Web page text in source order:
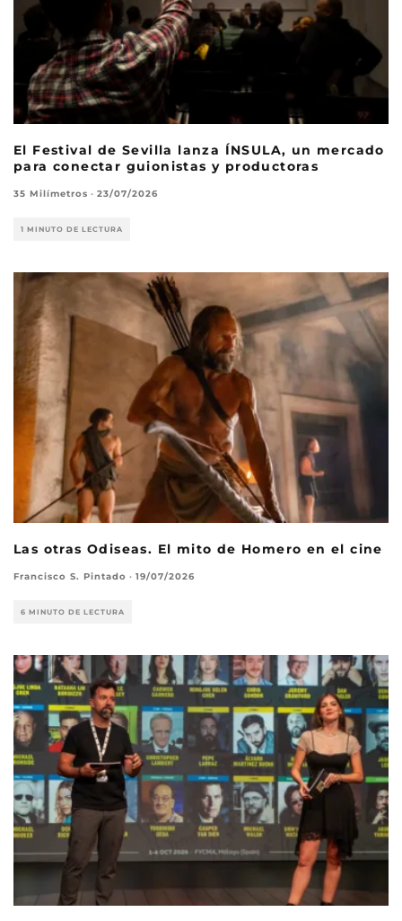
El Festival de Sevilla lanza ÍNSULA, un mercado
para conectar guionistas y productoras
35 Milímetros · 23/07/2026
1 MINUTO DE LECTURA
Las otras Odiseas. El mito de Homero en el cine
Francisco S. Pintado · 19/07/2026
6 MINUTO DE LECTURA